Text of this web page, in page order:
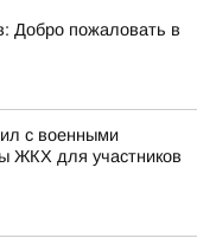
Добро пожаловать в
с военными
ЖКХ для участников